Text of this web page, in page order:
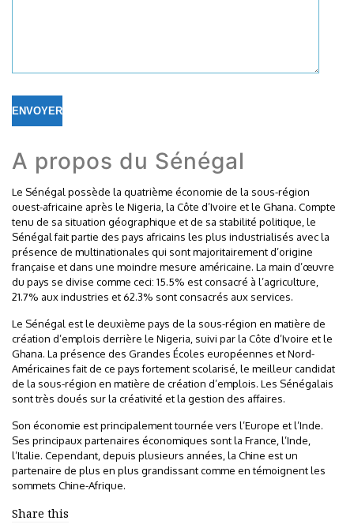
A propos du Sénégal
Le Sénégal possède la quatrième économie de la sous-région
ouest-africaine après le Nigeria, la Côte d’Ivoire et le Ghana. Compte
tenu de sa situation géographique et de sa stabilité politique, le
Sénégal fait partie des pays africains les plus industrialisés avec la
présence de multinationales qui sont majoritairement d’origine
française et dans une moindre mesure américaine. La main d’œuvre
du pays se divise comme ceci: 15.5% est consacré à l’agriculture,
21.7% aux industries et 62.3% sont consacrés aux services.
Le Sénégal est le deuxième pays de la sous-région en matière de
création d’emplois derrière le Nigeria, suivi par la Côte d’Ivoire et le
Ghana. La présence des Grandes Écoles européennes et Nord-
Américaines fait de ce pays fortement scolarisé, le meilleur candidat
de la sous-région en matière de création d’emplois. Les Sénégalais
sont très doués sur la créativité et la gestion des affaires.
Son économie est principalement tournée vers l’Europe et l’Inde.
Ses principaux partenaires économiques sont la France, l’Inde,
l’Italie. Cependant, depuis plusieurs années, la Chine est un
partenaire de plus en plus grandissant comme en témoignent les
sommets Chine-Afrique.
Share this